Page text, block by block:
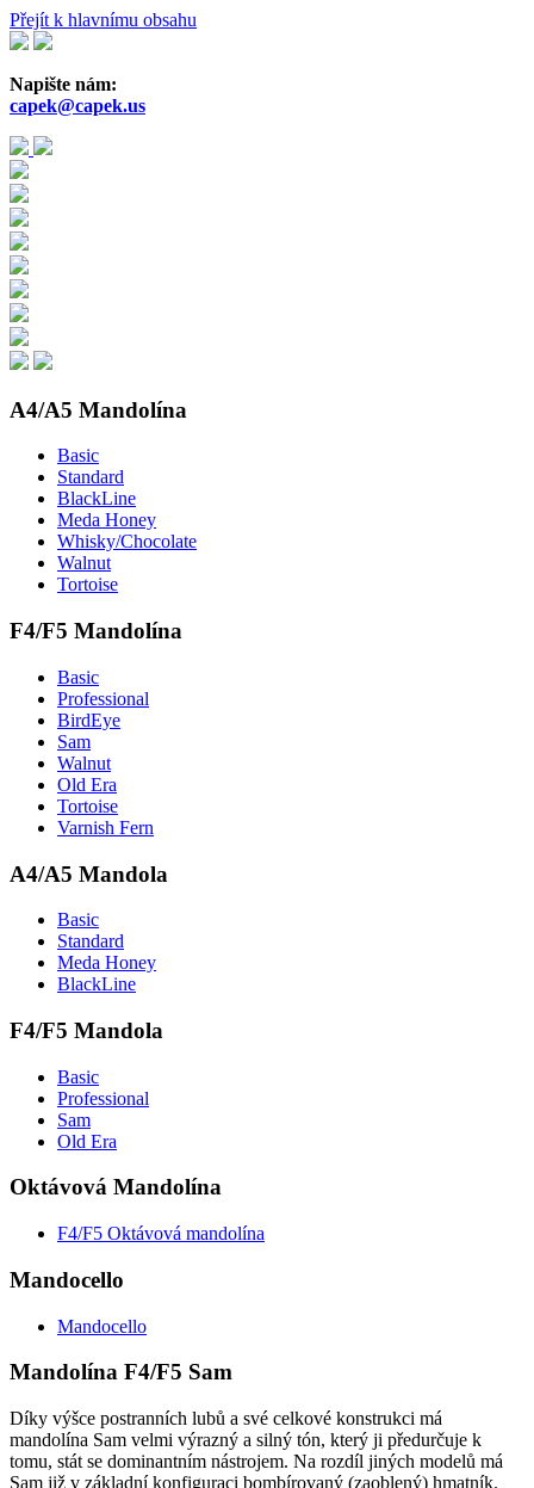
Přejít k hlavnímu obsahu
Napište nám:
capek@capek.us
A4/A5 Mandolína
Basic
Standard
BlackLine
Meda Honey
Whisky/Chocolate
Walnut
Tortoise
F4/F5 Mandolína
Basic
Professional
BirdEye
Sam
Walnut
Old Era
Tortoise
Varnish Fern
A4/A5 Mandola
Basic
Standard
Meda Honey
BlackLine
F4/F5 Mandola
Basic
Professional
Sam
Old Era
Oktávová Mandolína
F4/F5 Oktávová mandolína
Mandocello
Mandocello
Mandolína F4/F5 Sam
Díky výšce postranních lubů a své celkové konstrukci má
mandolína Sam velmi výrazný a silný tón, který ji předurčuje k
tomu, stát se dominantním nástrojem. Na rozdíl jiných modelů má
Sam již v základní konfiguraci bombírovaný (zaoblený) hmatník.